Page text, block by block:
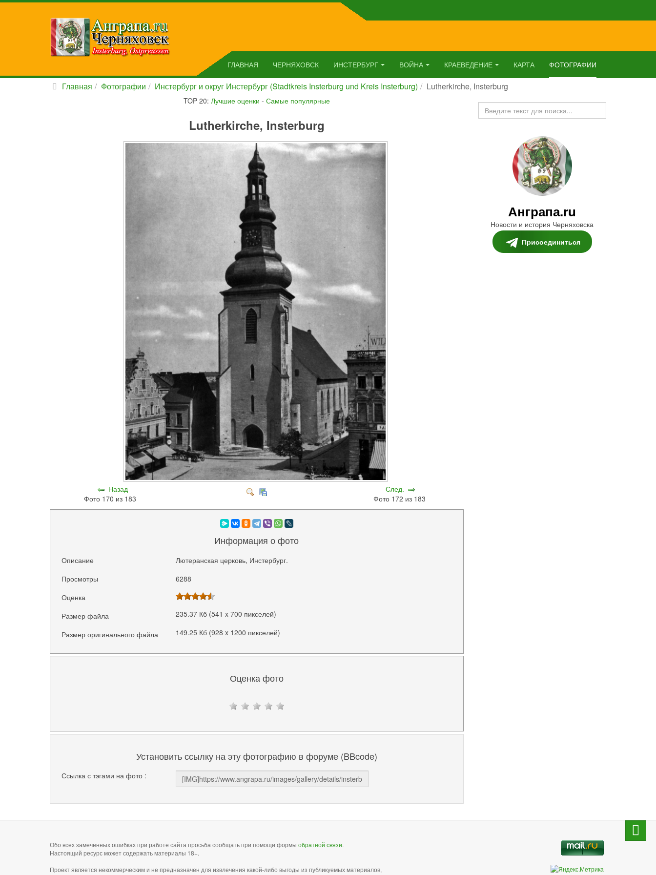
ГЛАВНАЯ ЧЕРНЯХОВСК ИНСТЕРБУРГ ВОЙНА КРАЕВЕДЕНИЕ КАРТА ФОТОГРАФИИ
Главная Фотографии Инстербург и округ Инстербург (Stadtkreis Insterburg und Kreis Insterburg) Lutherkirche, Insterburg
TOP 20: Лучшие оценки - Самые популярные
Lutherkirche, Insterburg
Назад
Фото 170 из 183
След.
Фото 172 из 183
Информация о фото
Описание
Лютеранская церковь, Инстербург.
Просмотры
6288
Оценка
Размер файла
235.37 Кб (541 x 700 пикселей)
Размер оригинального файла 149.25 Кб (928 x 1200 пикселей)
Оценка фото
Установить ссылку на эту фотографию в форуме (BBcode)
Ссылка с тэгами на фото :
Искать...
Анграпа.ru
Новости и история Черняховска
Присоединиться
Обо всех замеченных ошибках при работе сайта просьба сообщать при помощи формы обратной связи.
Настоящий ресурс может содержать материалы 18+.
Проект является некоммерческим и не предназначен для извлечения какой-либо выгоды из публикуемых материалов,